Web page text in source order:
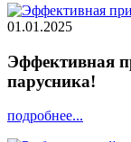
01.01.2025
Эффективная
парусника!
подробнее...